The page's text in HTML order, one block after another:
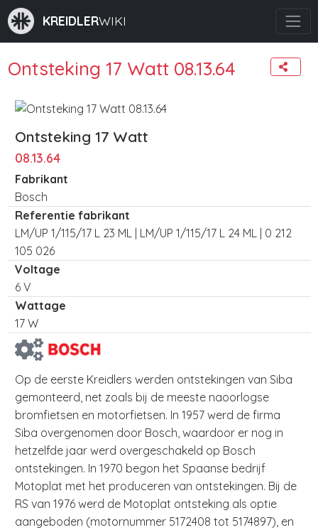
KREIDLERWIKI
Ontsteking 17 Watt 08.13.64
Ontsteking 17 Watt
08.13.64
Fabrikant
Bosch
Referentie fabrikant
LM/UP 1/115/17 L 23 ML | LM/UP 1/115/17 L 24 ML | 0 212
105 026
Voltage
6 V
Wattage
17 W
Op de eerste Kreidlers werden ontstekingen van Siba
gemonteerd, net zoals bij de meeste naoorlogse
bromfietsen en motorfietsen. In 1957 werd de firma
Siba overgenomen door Bosch, waardoor er nog in
hetzelfde jaar werd overgeschakeld op Bosch
ontstekingen. In 1970 begon het Spaanse bedrijf
Motoplat met het produceren van ontstekingen. Bij de
RS van 1976 werd de Motoplat ontsteking als optie
aangeboden (motornummer 5172408 tot 5174897), en